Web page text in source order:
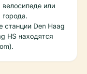
велосипеде или
Den Haag
HS находятся